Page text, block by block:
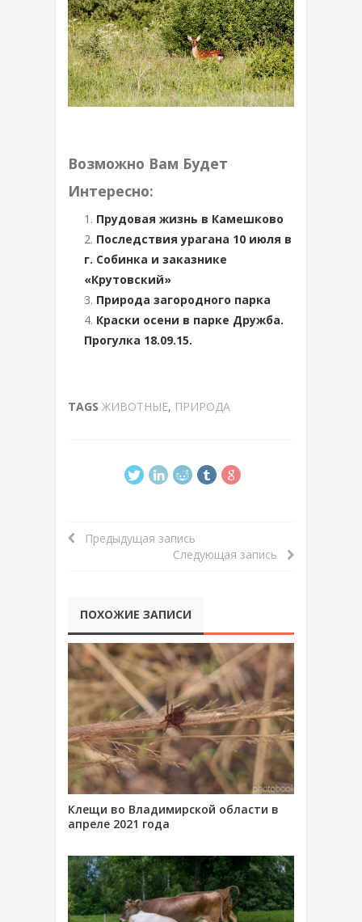
Возможно Вам Будет
Интересно:
Прудовая жизнь в Камешково
Последствия урагана 10 июля в
г. Собинка и заказнике
«Крутовский»
Природа загородного парка
Краски осени в парке Дружба.
Прогулка 18.09.15.
TAGS ЖИВОТНЫЕ, ПРИРОДА
Предыдущая запись
Следующая запись
ПОХОЖИЕ ЗАПИСИ
Клещи во Владимирской области в
апреле 2021 года